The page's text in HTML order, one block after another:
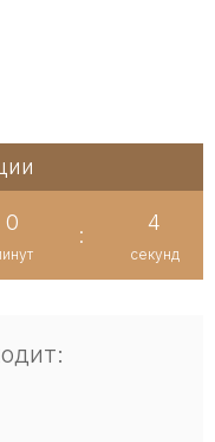
0
:
4
секунд